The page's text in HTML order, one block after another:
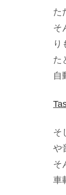
た
そ
り
た
自
そ
や
そ
車